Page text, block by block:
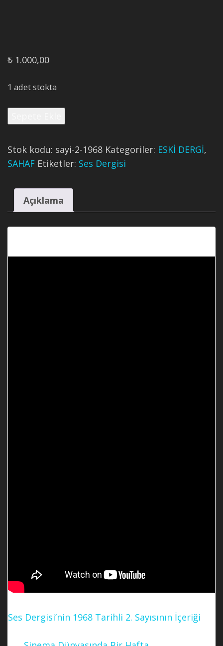
₺ 1.000,00
1 adet stokta
Dergisi’nin
Tarihli
Sayısı
Stok kodu: sayi-2-1968 Kategoriler: ESKİ DERGİ,
SAHAF Etiketler: Ses Dergisi
Açıklama
Ses Dergisi’nin 1968 Tarihli 2. Sayısının İçeriği